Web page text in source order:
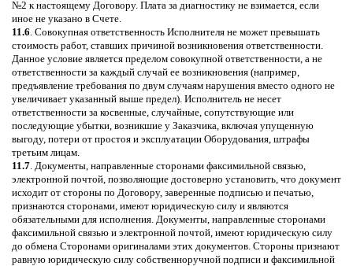
№2 к настоящему Договору. Плата за диагностику не взимается, если
иное не указано в Счете.
11.6. Совокупная ответственность Исполнителя не может превышать
стоимость работ, ставших причиной возникновения ответственности.
Данное условие является пределом совокупной ответственности, а не
ответственности за каждый случай ее возникновения (например,
предъявление требования по двум случаям нарушения вместо одного не
увеличивает указанный выше предел). Исполнитель не несет
ответственности за косвенные, случайные, сопутствующие или
последующие убытки, возникшие у Заказчика, включая упущенную
выгоду, потери от простоя и эксплуатации Оборудования, штрафы
третьим лицам.
11.7. Документы, направленные сторонами факсимильной связью,
электронной почтой, позволяющие достоверно установить, что документ
исходит от стороны по Договору, заверенные подписью и печатью,
признаются сторонами, имеют юридическую силу и являются
обязательными для исполнения. Документы, направленные сторонами
факсимильной связью и электронной почтой, имеют юридическую силу
до обмена Сторонами оригиналами этих документов. Стороны признают
равную юридическую силу собственноручной подписи и факсимильной